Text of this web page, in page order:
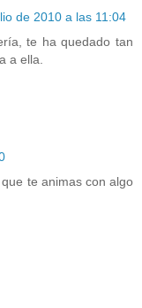
de 2010 a las 11:04
te ha quedado tan
a ella.
te animas con algo